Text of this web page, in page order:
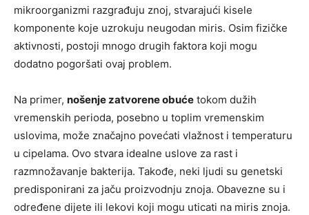
mikroorganizmi razgrađuju znoj, stvarajući kisele
komponente koje uzrokuju neugodan miris. Osim fizičke
aktivnosti, postoji mnogo drugih faktora koji mogu
dodatno pogoršati ovaj problem.
Na primer, nošenje zatvorene obuće tokom dužih
vremenskih perioda, posebno u toplim vremenskim
uslovima, može značajno povećati vlažnost i temperaturu
u cipelama. Ovo stvara idealne uslove za rast i
razmnožavanje bakterija. Takođe, neki ljudi su genetski
predisponirani za jaču proizvodnju znoja. Obavezne su i
određene dijete ili lekovi koji mogu uticati na miris znoja.